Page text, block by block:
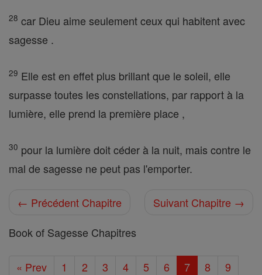
28 car Dieu aime seulement ceux qui habitent avec
sagesse .
29 Elle est en effet plus brillant que le soleil, elle
surpasse toutes les constellations, par rapport à la
lumière, elle prend la première place ,
30 pour la lumière doit céder à la nuit, mais contre le
mal de sagesse ne peut pas l'emporter.
← Précédent Chapitre
Suivant Chapitre →
Book of Sagesse Chapitres
« Prev 1 2 3 4 5 6 7 8
9